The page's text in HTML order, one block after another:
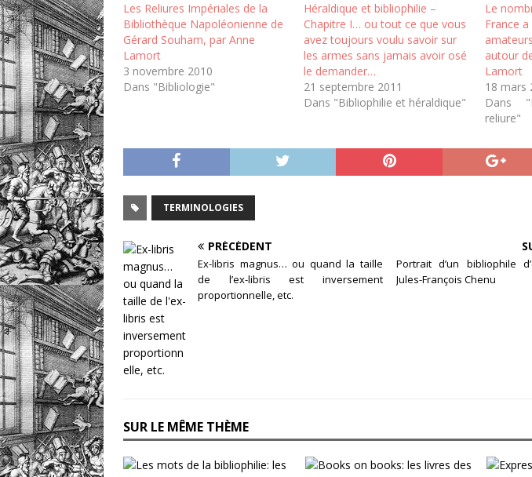
Les Reliures Impériales de la
Bibliothèque Napoléonienne de
Gérard Souham, par Anne
Lamort
3 novembre 2010
Dans "Bibliologie"
Héraldique et bibliophilie –
Chapitre I… ou tout ce que vous
avez toujours voulu savoir sur
les armes sans jamais avoir osé
le demander…
21 septembre 2011
Dans "Bibliophilie et héraldique"
Le
France
autour
Lamort
18 mars
Dans
reliure"
TERMINOLOGIES
PRÉCÉDENT
Ex-libris magnus… ou quand la taille
de l’ex-libris est inversement
proportionnelle, etc.
Portrait d’un bibliophile
Jules-François Chenu
SUR LE MÊME THÈME